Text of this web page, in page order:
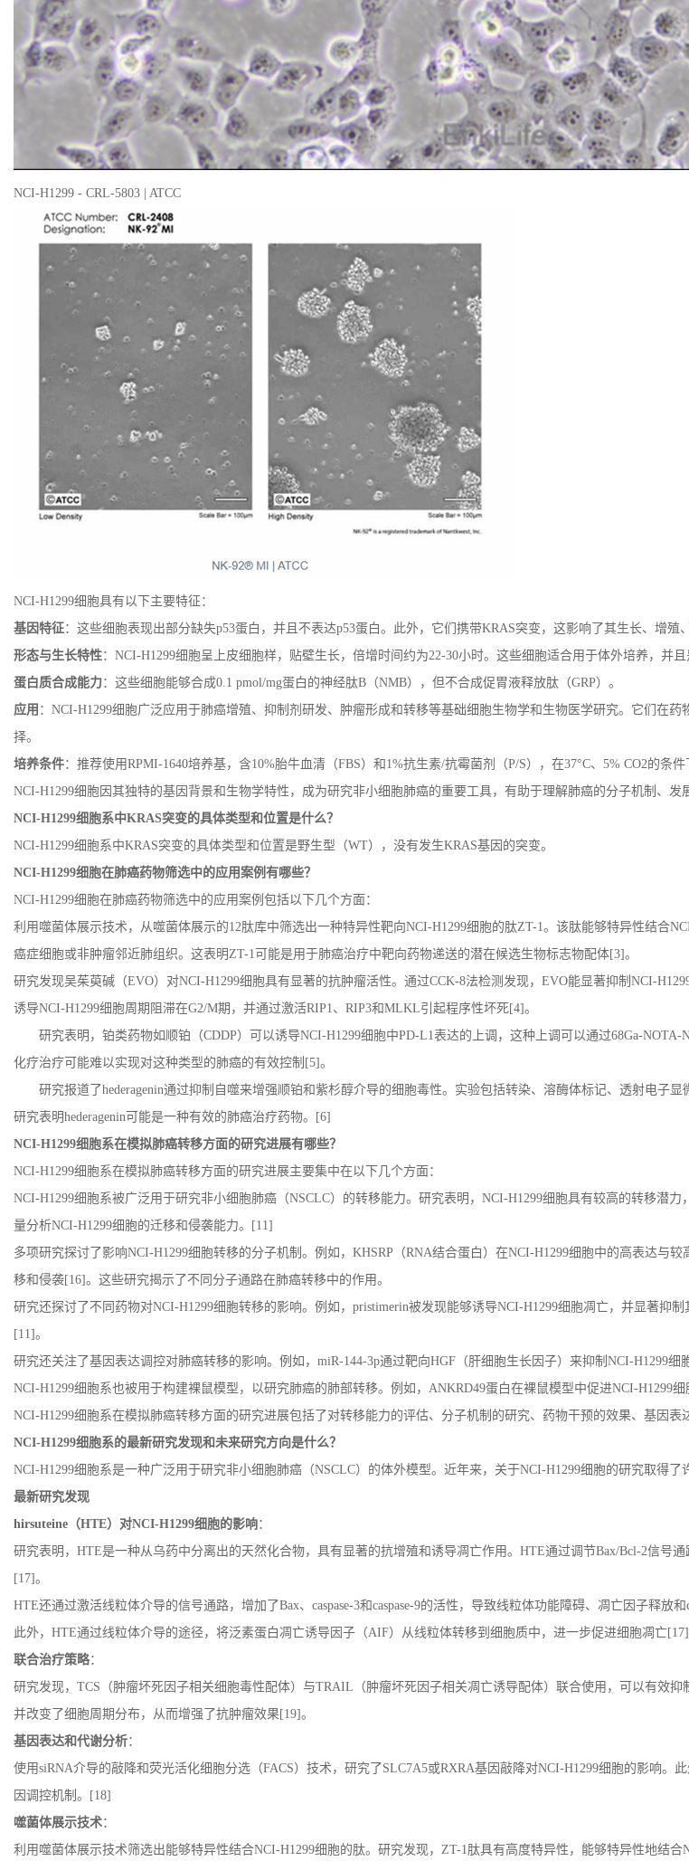
NCI-H1299 - CRL-5803 | ATCC
NCI-H1299细胞具有以下主要特征：
基因特征：这些细胞表现出部分缺失p53蛋白，并且不表达p53蛋白。此外，它们携带KRAS突变，这影响了其生长、增殖
形态与生长特性： NCI-H1299细胞呈上皮细胞样，贴壁生长，倍增时间约为22-30小时。这些细胞适合用于体外培养，并且
蛋白质合成能力：这些细胞能够合成0.1 pmol/mg蛋白的神经肽B （NMB），但不合成促胃液释放肽（GRP）。
应用 ： NCI-H1299细胞广泛应用于肺癌增殖、抑制剂研发、肿瘤形成和转移等基础细胞生物学和生物医学研究。它们在
择。
培养条件：推荐使用RPMI-1640培养基，含10%胎牛血清（FBS）和1%抗生素/抗霉菌剂（P/S），在37°C、 5% CO2的条件
NCI-H1299细胞因其独特的基因背景和生物学特性，成为研究非小细胞肺癌的重要工具，有助于理解肺癌的分子机制、发
NCI-H1299细胞系中KRAS突变的具体类型和位置是什么？
NCI-H1299细胞系中KRAS突变的具体类型和位置是野生型（WT），没有发生KRAS基因的突变。
NCI-H1299细胞在肺癌药物筛选中的应用案例有哪些？
NCI-H1299细胞在肺癌药物筛选中的应用案例包括以下几个方面：
利用噬菌体展示技术，从噬菌体展示的12肽库中筛选出一种特异性靶向NCI-H1299细胞的肽ZT-1。该肽能够特异性结合
癌症细胞或非肿瘤邻近肺组织。这表明 ZT-1可能是用于肺癌治疗中靶向药物递送的潜在候选生物标志物配体[3]。
研究发现吴茱萸碱（EVO）对NCI-H1299细胞具有显著的抗肿瘤活性。通过CCK-8法检测发现， EVO能显著抑制 NCI-
诱导NCI-H1299细胞周期阻滞在G2/M期，并通过激活RIP1 、 RIP3和MLKL引起程序性坏死[4]。
研究表明，铂类药物如顺铂（CDDP）可以诱导NCI-H1299细胞中PD-L1 表达的上调，这种上调可以通过68Ga-NOTA-
化疗治疗可能难以实现对这种类型的肺癌的有效控制 [5]。
研究报道了hederagenin通过抑制自噬来增强顺铂和紫杉醇介导的细胞毒性。实验包括转染、溶酶体标记、透射电子
研究表明hederagenin可能是一种有效的肺癌治疗药物。 [6]
NCI-H1299细胞系在模拟肺癌转移方面的研究进展有哪些？
NCI-H1299细胞系在模拟肺癌转移方面的研究进展主要集中在以下几个方面：
NCI-H1299细胞系被广泛用于研究非小细胞肺癌（NSCLC）的转移能力。研究表明， NCI-H1299细胞具有较高的转移潜力
量分析NCI-H1299细胞的迁移和侵袭能力。 [11]
多项研究探讨了影响NCI-H1299细胞转移的分子机制。例如， KHSRP （RNA结合蛋白）在NCI-H1299细胞中的高表达与较
移和侵袭[16]。这些研究揭示了不同分子通路在肺癌转移中的作用。
研究还探讨了不同药物对NCI-H1299细胞转移的影响。例如， pristimerin被发现能够诱导NCI-H1299细胞凋亡，并显著抑制
[11]。
研究还关注了基因表达调控对肺癌转移的影响。例如， miR-144-3p通过靶向HGF （肝细胞生长因子）来抑制 NCI-H1299细
NCI-H1299细胞系也被用于构建裸鼠模型，以研究肺癌的肺部转移。例如， ANKRD49蛋白在裸鼠模型中促进NCI-H1299细
NCI-H1299细胞系在模拟肺癌转移方面的研究进展包括了对转移能力的评估、分子机制的研究、药物干预的效果、基因表
NCI-H1299细胞系的最新研究发现和未来研究方向是什么？
NCI-H1299细胞系是一种广泛用于研究非小细胞肺癌（NSCLC）的体外模型。近年来，关于NCI-H1299细胞的研究取得了
最新研究发现
hirsuteine （HTE）对NCI-H1299细胞的影响：
研究表明， HTE是一种从乌药中分离出的天然化合物，具有显著的抗增殖和诱导凋亡作用。 HTE通过调节Bax/Bcl-2信号通
[17]。
HTE还通过激活线粒体介导的信号通路，增加了Bax、 caspase-3和caspase-9的活性，导致线粒体功能障碍、凋亡因子释放和
此外， HTE通过线粒体介导的途径，将泛素蛋白凋亡诱导因子（AIF）从线粒体转移到细胞质中，进一步促进细胞凋亡[17]
联合治疗策略：
研究发现， TCS （肿瘤坏死因子相关细胞毒性配体）与TRAIL （肿瘤坏死因子相关凋亡诱导配体）联合使用，可以有效抑
并改变了细胞周期分布，从而增强了抗肿瘤效果[19]。
基因表达和代谢分析：
使用siRNA介导的敲降和荧光活化细胞分选（FACS）技术，研究了SLC7A5或RXRA基因敲降对NCI-H1299细胞的影响。
因调控机制。 [18]
噬菌体展示技术：
利用噬菌体展示技术筛选出能够特异性结合NCI-H1299细胞的肽。研究发现， ZT-1 肽具有高度特异性，能够特异性地结合